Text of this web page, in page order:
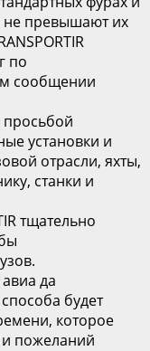
не превышают их
по
сообщении
установки и
отрасли, яхты,
станки и
тщательно
да
будет
которое
и пожеланий